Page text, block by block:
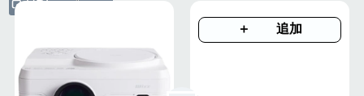
URLコピー
＋ 追加